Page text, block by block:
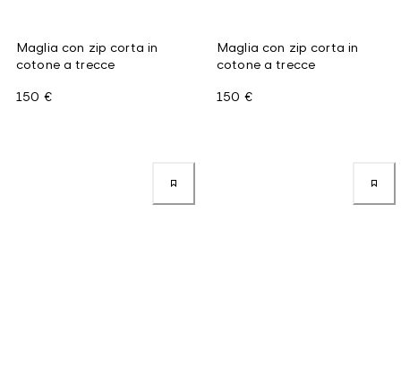
Maglia con zip corta in
cotone a trecce
150 €
Maglia con zip corta in
cotone a trecce
150 €